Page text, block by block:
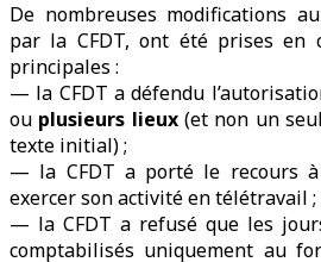
De nombreuses modifications
par la CFDT, ont été prises en
principales :
— la CFDT a défendu
ou plusieurs lieux(et non un
texte initial) ;
— la CFDT a porté le recours à
exercer son activité en télétravail ;
— la CFDT a refusé que les
comptabilisés uniquement au